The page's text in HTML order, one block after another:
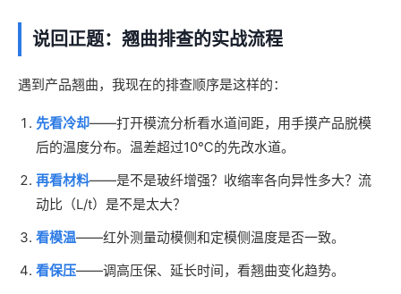
说回正题：翘曲排查的实战流程
遇到产品翘曲，我现在的排查顺序是这样的：
先看冷却——打开模流分析看水道间距，用手摸产品脱模
后的温度分布。温差超过10℃的先改水道。
再看材料——是不是玻纤增强？收缩率各向异性多大？流
动比（L/t）是不是太大？
看模温——红外测量动模侧和定模侧温度是否一致。
看保压——调高压保、延长时间，看翘曲变化趋势。